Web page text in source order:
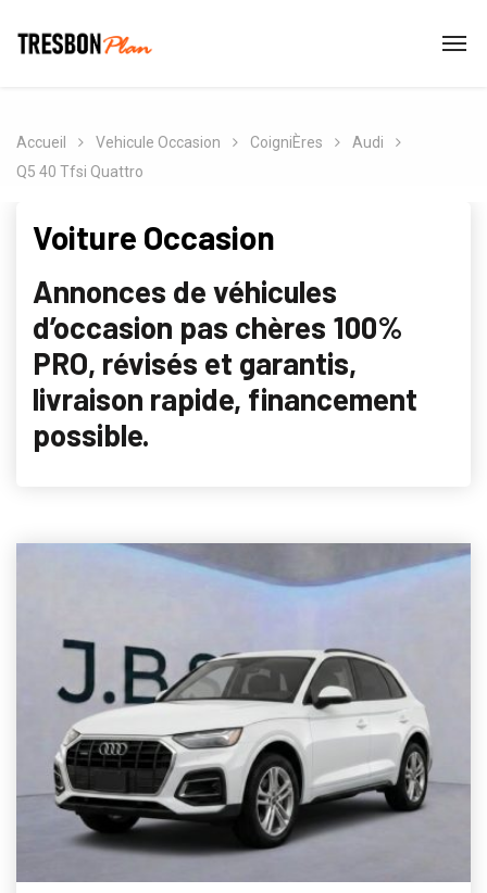
Accueil Vehicule Occasion CoigniÈres
Audi
Q5 40 Tfsi Quattro
Voiture Occasion
Annonces de véhicules
d’occasion pas chères 100%
PRO, révisés et garantis,
livraison rapide, financement
possible.